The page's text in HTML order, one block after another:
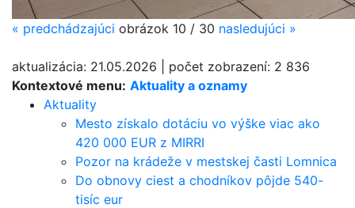
Kontextové menu: Aktuality a oznamy
Aktuality
Mesto získalo dotáciu vo výške viac ako
420 000 EUR z MIRRI
Pozor na krádeže v mestskej časti Lomnica
Do obnovy ciest a chodníkov pôjde 540-
tisíc eur
« predchádzajúci obrázok 10 / 30 nasledujúci »
aktualizácia: 21.05.2026 počet zobrazení: 2 836